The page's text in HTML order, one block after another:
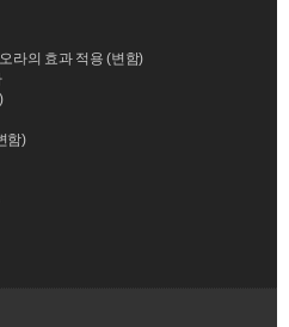
라의 효과 적용 (변함)
함)